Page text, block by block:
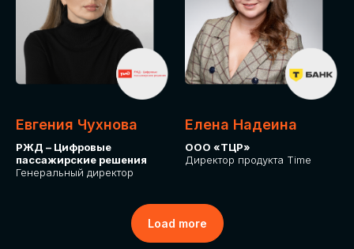
Евгения Чухнова
РЖД – Цифровые
пассажирские решения
Генеральный директор
Елена Надеина
ООО «ТЦР»
Директор продукта Time
Load more